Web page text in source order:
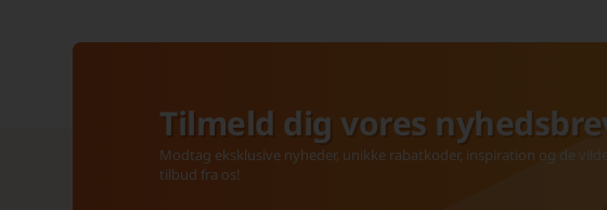
Tilmeld dig vores
Modtag eksklusive nyheder, unikke rabatkoder, inspiration og de
tilbud fra os!